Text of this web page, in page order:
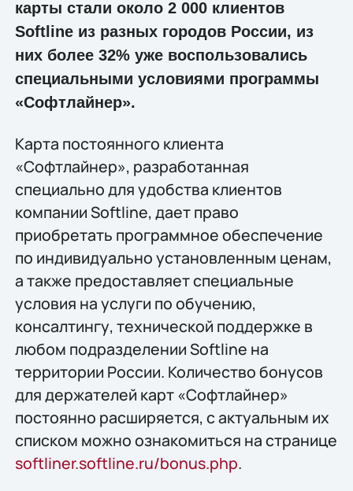
карты стали около 2 000 клиентов
Softline из разных городов России, из
них более 32% уже воспользовались
специальными условиями программы
«Софтлайнер».
Карта постоянного клиента
«Софтлайнер», разработанная
специально для удобства клиентов
компании Softline, дает право
приобретать программное обеспечение
по индивидуально установленным ценам,
а также предоставляет специальные
условия на услуги по обучению,
консалтингу, технической поддержке в
любом подразделении Softline на
территории России. Количество бонусов
для держателей карт «Софтлайнер»
постоянно расширяется, с актуальным их
списком можно ознакомиться на странице
softliner.softline.ru/bonus.php.